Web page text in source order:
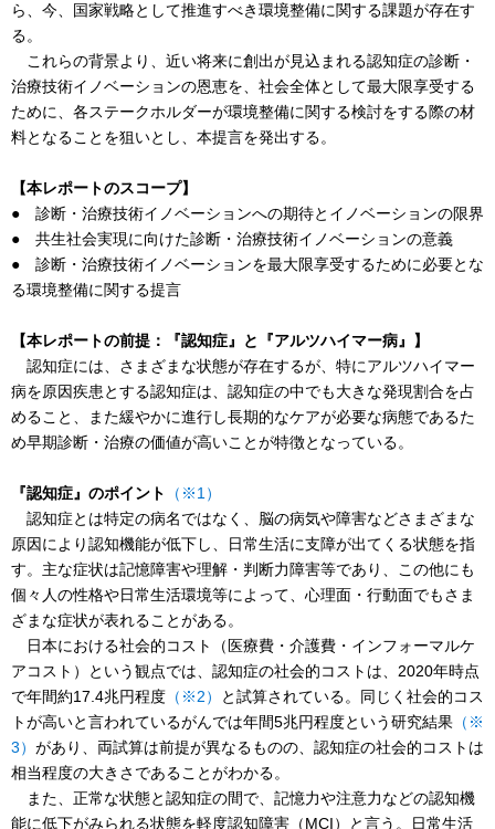
ら、今、国家戦略として推進すべき環境整備に関する課題が存在す
る。
これらの背景より、近い将来に創出が見込まれる認知症の診断・
治療技術イノベーションの恩恵を、社会全体として最大限享受する
ために、各ステークホルダーが環境整備に関する検討をする際の材
料となることを狙いとし、本提言を発出する。
【本レポートのスコープ】
● 診断・治療技術イノベーションへの期待とイノベーションの限界
● 共生社会実現に向けた診断・治療技術イノベーションの意義
● 診断・治療技術イノベーションを最大限享受するために必要とな
る環境整備に関する提言
【本レポートの前提：『認知症』と『アルツハイマー病』】
認知症には、さまざまな状態が存在するが、特にアルツハイマー
病を原因疾患とする認知症は、認知症の中でも大きな発現割合を占
めること、また緩やかに進行し長期的なケアが必要な病態であるた
め早期診断・治療の価値が高いことが特徴となっている。
『認知症』のポイント
（※1）
認知症とは特定の病名ではなく、脳の病気や障害などさまざまな
原因により認知機能が低下し、日常生活に支障が出てくる状態を指
す。主な症状は記憶障害や理解・判断力障害等であり、この他にも
個々人の性格や日常生活環境等によって、心理面・行動面でもさま
ざまな症状が表れることがある。
日本における社会的コスト（医療費・介護費・インフォーマルケ
アコスト）という観点では、認知症の社会的コストは、2020年時点
で年間約17.4兆円程度 （※2）
と試算されている。同じく社会的コス
トが高いと言われているがんでは年間5兆円程度という研究結果 （※
3） があり、両試算は前提が異なるものの、認知症の社会的コストは
相当程度の大きさであることがわかる。
また、正常な状態と認知症の間で、記憶力や注意力などの認知機
能に低下がみられる状態を軽度認知障害（MCI）と言う。日常生活